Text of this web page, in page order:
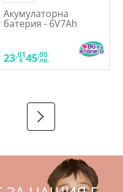
Акумулаторна
батерия - 6V7Ah
23,01
€ 45,00
лв.